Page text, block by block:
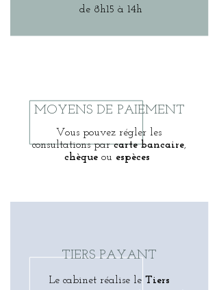
de 8h15 à 14h
Vous pouvez régler les
consultations parcarte bancaire,
chèque ou espèces
MOYENS DE PAIEMENT
Le cabinet réalise le Tiers
TIERS PAYANT